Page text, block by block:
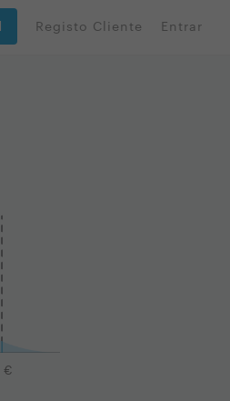
Registo Cliente Entrar
€